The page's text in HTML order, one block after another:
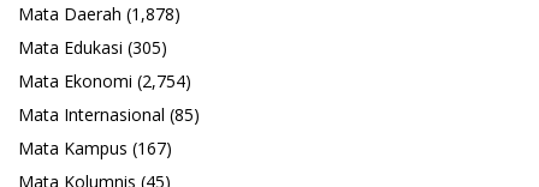
Mata Daerah (1,878)
Mata Edukasi (305)
Mata Ekonomi (2,754)
Mata Internasional (85)
Mata Kampus (167)
Mata Kolumnis (45)